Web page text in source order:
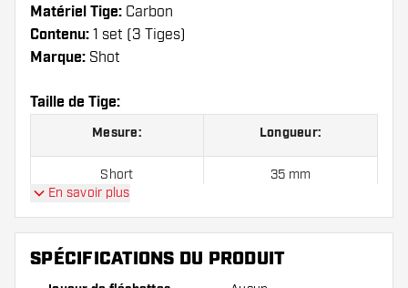
Matériel Tige: Carbon
Contenu: 1 set (3 Tiges)
Marque: Shot
Taille de Tige:
Mesure: Longueur:
Short 35 mm
Medium 48 mm
En savoir plus
SPÉCIFICATIONS DU PRODUIT